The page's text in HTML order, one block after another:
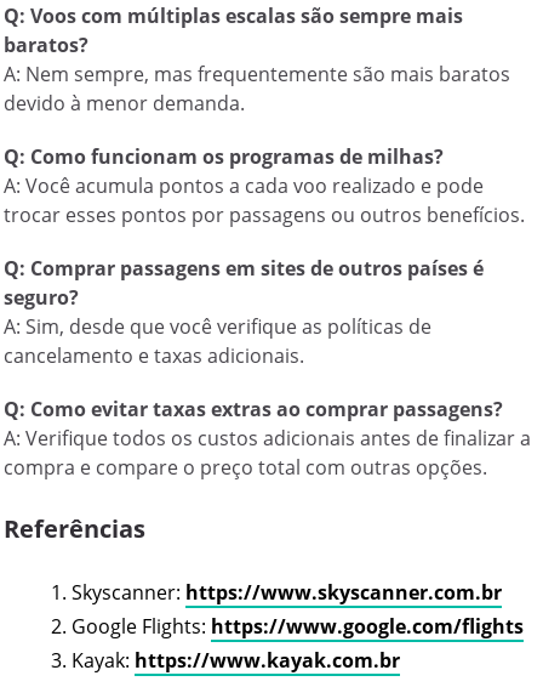
Q: Voos com múltiplas escalas são sempre mais
baratos?
A: Nem sempre, mas frequentemente são mais baratos
devido à menor demanda.
Q: Como funcionam os programas de milhas?
A: Você acumula pontos a cada voo realizado e pode
trocar esses pontos por passagens ou outros benefícios.
Q: Comprar passagens em sites de outros países é
seguro?
A: Sim, desde que você verifique as políticas de
cancelamento e taxas adicionais.
Q: Como evitar taxas extras ao comprar passagens?
A: Verifique todos os custos adicionais antes de finalizar a
compra e compare o preço total com outras opções.
Referências
Skyscanner: https://www.skyscanner.com.br
Google Flights: https://www.google.com/flights
Kayak: https://www.kayak.com.br